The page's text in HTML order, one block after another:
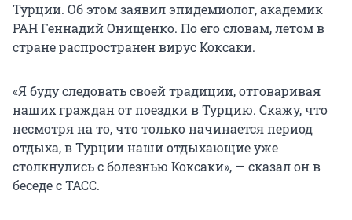
Турции. Об этом заявил эпидемиолог, академик
РАН Геннадий Онищенко. По его словам, летом в
стране распространен вирус Коксаки.
«Я буду следовать своей традиции, отговаривая
наших граждан от поездки в Турцию. Скажу, что
несмотря на то, что только начинается период
отдыха, в Турции наши отдыхающие уже
столкнулись с болезнью Коксаки», — сказал он в
беседе с ТАСС.